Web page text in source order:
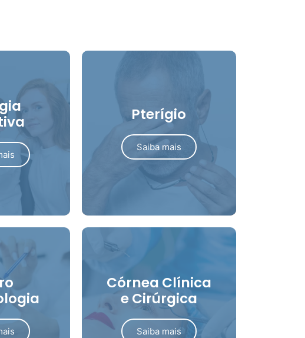
Pterígio
Saiba mais
Córnea Clínica
e Cirúrgica
Saiba mais